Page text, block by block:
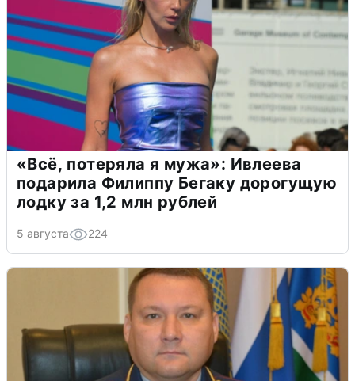
«Всё, потеряла я мужа»: Ивлеева
подарила Филиппу Бегаку дорогущую
лодку за 1,2 млн рублей
5 августа 224